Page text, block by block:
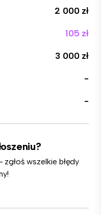
2 000 zł
105 zł
3 000 zł
-
-
wszelkie błędy